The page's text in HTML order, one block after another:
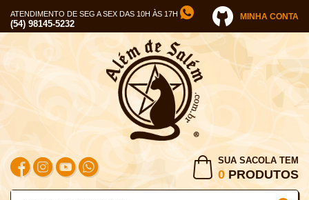
ATENDIMENTO DE SEG A SEX DAS 10H ÀS 17H
(54) 98145-5232
MINHA CONTA
SUA SACOLA TEM
0 PRODUTOS